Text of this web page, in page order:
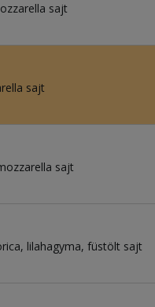
sajt
sajt
sajt
lilahagyma füstölt sajt